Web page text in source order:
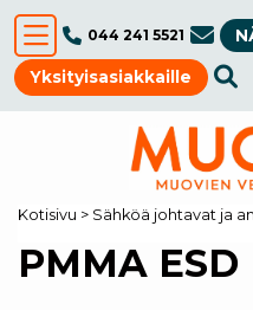
044 241 5521
Yksityisasiakkaille
Kotisivu > Sähköä johtavat ja
PMMA ESD